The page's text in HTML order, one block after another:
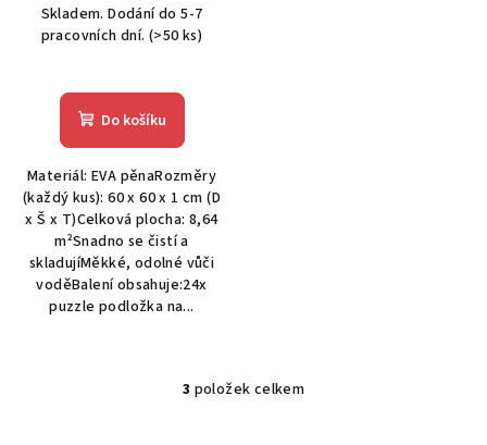
Skladem. Dodání do 5-7
pracovních dní.(>50 ks)
Do košíku
Materiál: EVA pěnaRozměry
(každý kus): 60 x 60 x 1 cm (D
x Š x T)Celková plocha: 8,64
m²Snadno se čistí a
skladujíMěkké, odolné vůči
voděBalení obsahuje:24x
puzzle podložka na...
O
3 položek celkem